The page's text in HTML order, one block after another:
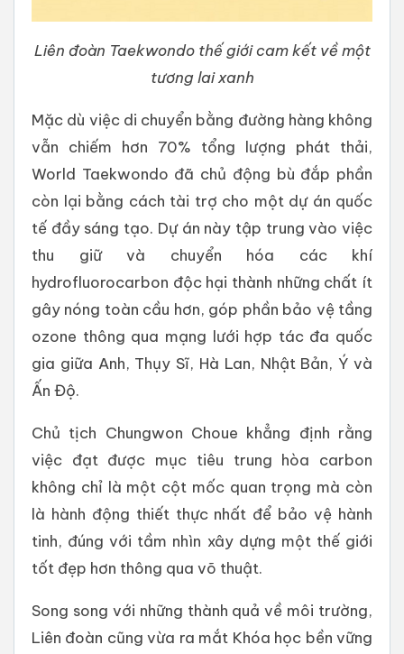
Liên đoàn Taekwondo thế giới cam kết về một
tương lai xanh
Mặc dù việc di chuyển bằng đường hàng không
vẫn chiếm hơn 70% tổng lượng phát thải,
World Taekwondo đã chủ động bù đắp phần
còn lại bằng cách tài trợ cho một dự án quốc
tế đầy sáng tạo. Dự án này tập trung vào việc
thu giữ và chuyển hóa các khí
hydrofluorocarbon độc hại thành những chất ít
gây nóng toàn cầu hơn, góp phần bảo vệ tầng
ozone thông qua mạng lưới hợp tác đa quốc
gia giữa Anh, Thụy Sĩ, Hà Lan, Nhật Bản, Ý và
Ấn Độ.
Chủ tịch Chungwon Choue khẳng định rằng
việc đạt được mục tiêu trung hòa carbon
không chỉ là một cột mốc quan trọng mà còn
là hành động thiết thực nhất để bảo vệ hành
tinh, đúng với tầm nhìn xây dựng một thế giới
tốt đẹp hơn thông qua võ thuật.
Song song với những thành quả về môi trường,
Liên đoàn cũng vừa ra mắt Khóa học bền vững